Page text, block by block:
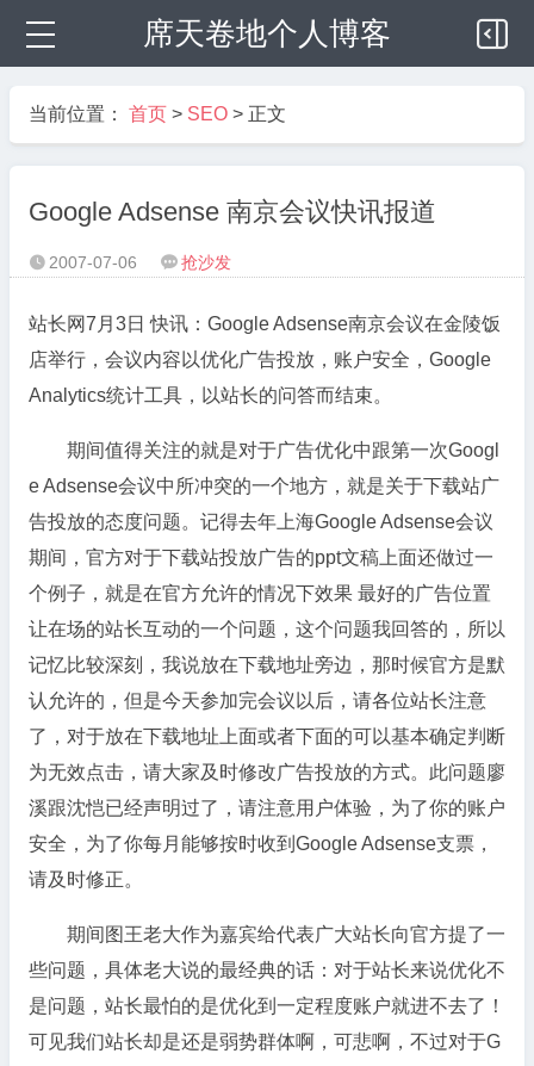
席天卷地个人博客
当前位置： 首页 > SEO > 正文
Google Adsense 南京会议快讯报道
 2007-07-06  抢沙发
站长网7月3日 快讯：Google Adsense南京会议在金陵饭
店举行，会议内容以优化广告投放，账户安全，Google
Analytics统计工具，以站长的问答而结束。
期间值得关注的就是对于广告优化中跟第一次Googl
e Adsense会议中所冲突的一个地方，就是关于下载站广
告投放的态度问题。记得去年上海Google Adsense会议
期间，官方对于下载站投放广告的ppt文稿上面还做过一
个例子，就是在官方允许的情况下效果 最好的广告位置
让在场的站长互动的一个问题，这个问题我回答的，所以
记忆比较深刻，我说放在下载地址旁边，那时候官方是默
认允许的，但是今天参加完会议以后，请各位站长注意
了，对于放在下载地址上面或者下面的可以基本确定判断
为无效点击，请大家及时修改广告投放的方式。此问题廖
溪跟沈恺已经声明过了，请注意用户体验，为了你的账户
安全，为了你每月能够按时收到Google Adsense支票，
请及时修正。
期间图王老大作为嘉宾给代表广大站长向官方提了一
些问题，具体老大说的最经典的话：对于站长来说优化不
是问题，站长最怕的是优化到一定程度账户就进不去了！
可见我们站长却是还是弱势群体啊，可悲啊，不过对于G